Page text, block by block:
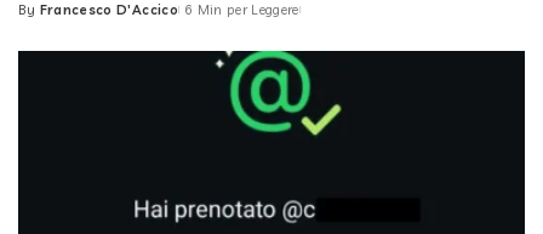
Posted
By Francesco D'Accico 6 Min per Leggere